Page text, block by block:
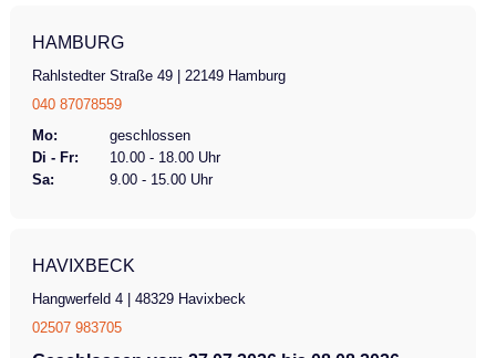
HAMBURG
Rahlstedter Straße 49 | 22149 Hamburg
040 87078559
Mo:
geschlossen
Di - Fr:
10.00 - 18.00 Uhr
Sa:
9.00 - 15.00 Uhr
HAVIXBECK
Hangwerfeld 4 | 48329 Havixbeck
02507 983705